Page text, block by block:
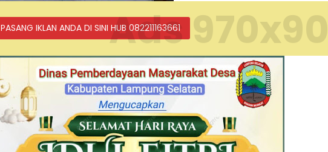
PASANG IKLAN ANDA DI SINI HUB 082211163661Ads 970x90